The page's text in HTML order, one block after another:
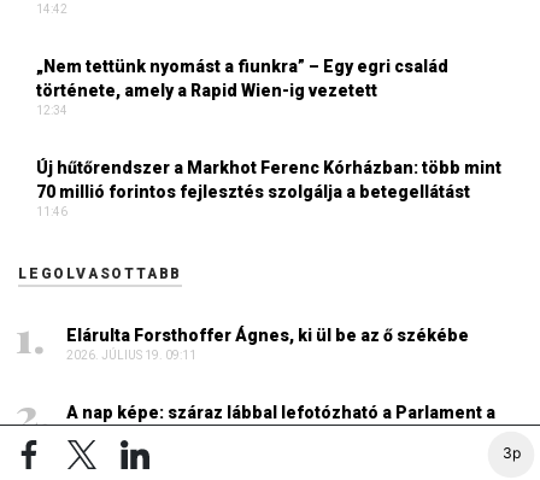
3p
14:42
„Nem tettünk nyomást a fiunkra” – Egy egri család
története, amely a Rapid Wien-ig vezetett
12:34
Új hűtőrendszer a Markhot Ferenc Kórházban: több mint
70 millió forintos fejlesztés szolgálja a betegellátást
11:46
LEGOLVASOTTABB
Elárulta Forsthoffer Ágnes, ki ül be az ő székébe
2026. JÚLIUS 19. 09:11
A nap képe: száraz lábbal lefotózható a Parlament a
Duna közepéről
2026. JÚLIUS 18. 11:38